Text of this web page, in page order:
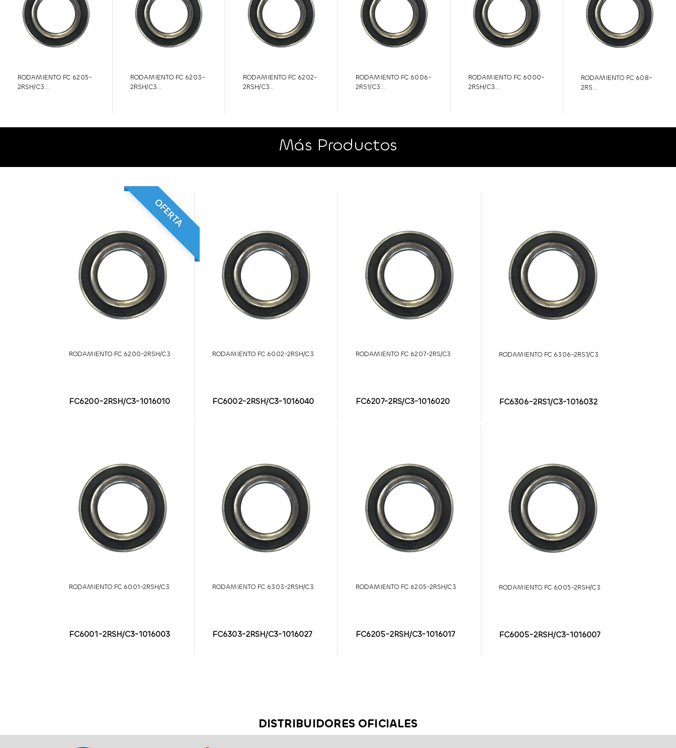
RODAMIENTO FC 6205-
2RSH/C3...
RODAMIENTO FC 6203-
2RSH/C3...
RODAMIENTO FC 6202-
2RSH/C3...
RODAMIENTO FC 6006-
2RS1/C3...
RODAMIENTO FC 6000-
2RSH/C3...
RODAMIENTO FC 608-
2RS...
Más Productos
OFERTA
RODAMIENTO FC 6200-2RSH/C3
FC6200-2RSH/C3-1016010
RODAMIENTO FC 6002-2RSH/C3
FC6002-2RSH/C3-1016040
RODAMIENTO FC 6207-2RS/C3
FC6207-2RS/C3-1016020
RODAMIENTO FC 6306-2RS1/C3
FC6306-2RS1/C3-1016032
RODAMIENTO FC 6001-2RSH/C3
FC6001-2RSH/C3-1016003
RODAMIENTO FC 6303-2RSH/C3
FC6303-2RSH/C3-1016027
RODAMIENTO FC 6205-2RSH/C3
FC6205-2RSH/C3-1016017
RODAMIENTO FC 6005-2RSH/C3
FC6005-2RSH/C3-1016007
DISTRIBUIDORES OFICIALES